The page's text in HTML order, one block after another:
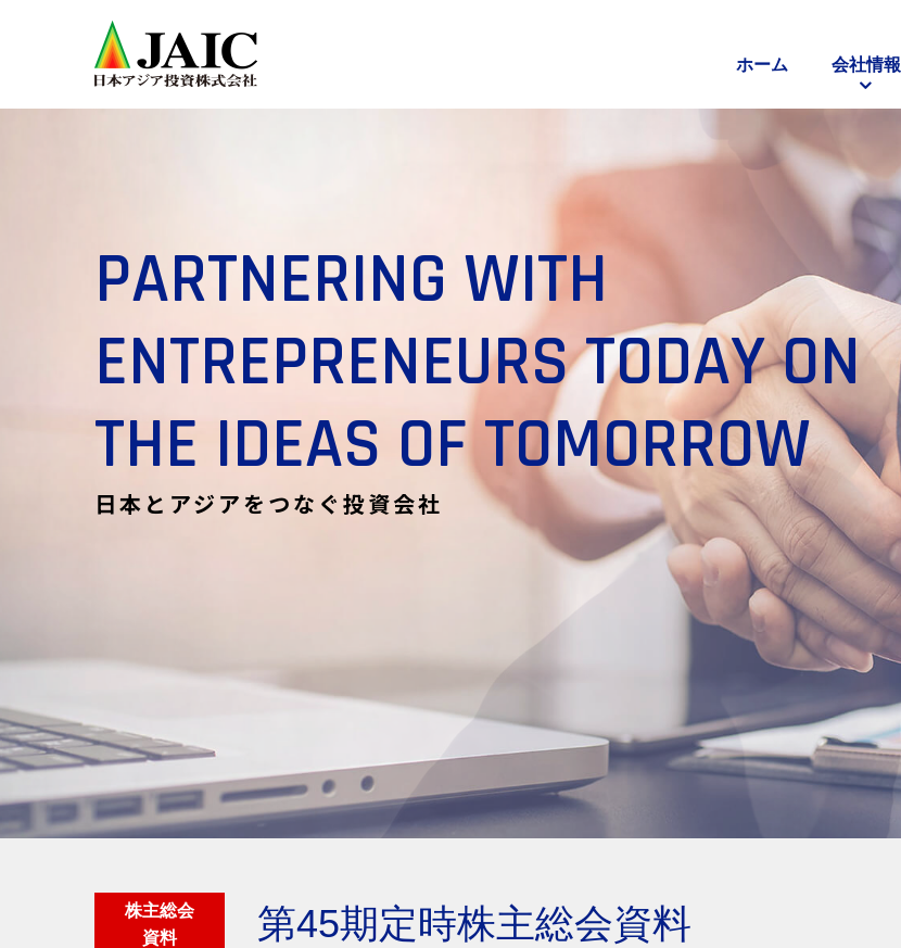
ホーム 会社情報
PARTNERING WITH
ENTREPRENEURS TODAY ON
THE IDEAS OF TOMORROW
日本とアジアをつなぐ投資会社
株主総会
資料
第45期定時株主総会資料